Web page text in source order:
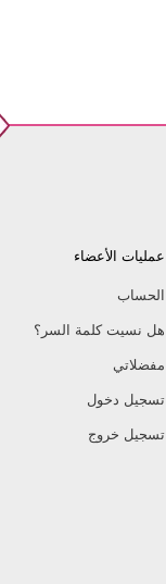
عمليات الأعضاء
الحساب
هل نسيت كلمة السر؟
مفضلاتي
تسجيل دخول
تسجيل خروج